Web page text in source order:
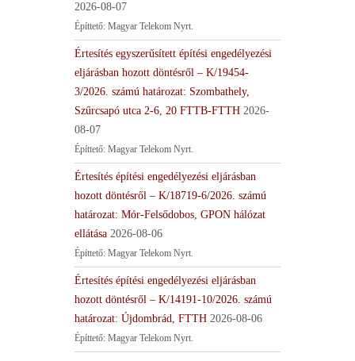
2026-08-07
Építtető: Magyar Telekom Nyrt.
Értesítés egyszerűsített építési engedélyezési
eljárásban hozott döntésről – K/19454-
3/2026. számú határozat: Szombathely,
Szűrcsapó utca 2-6, 20 FTTB-FTTH 2026-
08-07
Építtető: Magyar Telekom Nyrt.
Értesítés építési engedélyezési eljárásban
hozott döntésről – K/18719-6/2026. számú
határozat: Mór-Felsődobos, GPON hálózat
ellátása 2026-08-06
Építtető: Magyar Telekom Nyrt.
Értesítés építési engedélyezési eljárásban
hozott döntésről – K/14191-10/2026. számú
határozat: Újdombrád, FTTH 2026-08-06
Építtető: Magyar Telekom Nyrt.